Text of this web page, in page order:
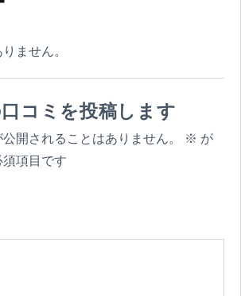
ません。
コミを投稿します
開されることはありません。 ※ が
項目です